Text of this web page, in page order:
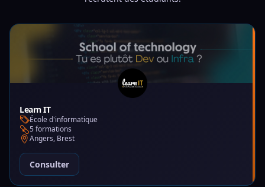
Learn IT
École d'informatique
5 formations
Angers, Brest
Consulter